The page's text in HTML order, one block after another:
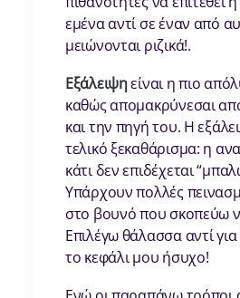
εμένα αντί σε έναν από
μειώνονται ριζικά!.
Εξάλειψηείναι η πιο
καθώς απομακρύνεσαι
και την πηγή του. Η
τελικό ξεκαθάρισμα: η
κάτι δεν επιδέχεται
Υπάρχουν πολλές
στο βουνό που σκοπεύω
Επιλέγω θάλασσα αντί
το κεφάλι μου ήσυχο!